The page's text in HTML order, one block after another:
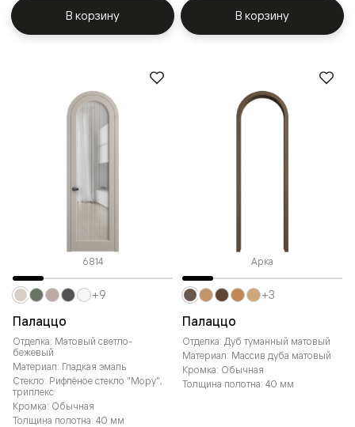
В корзину В корзину
6814
Палаццо
Отделка: Матовый светло-
бежевый
Материал: Гладкая эмаль
Стекло: Рифлёное стекло "Мору",
триплекс
Кромка: Обычная
Толщина полотна: 40 мм
+9
Арка
Палаццо
Отделка: Дуб туманный матовый
Материал: Массив дуба матовый
Кромка: Обычная
Толщина полотна: 40 мм
+3